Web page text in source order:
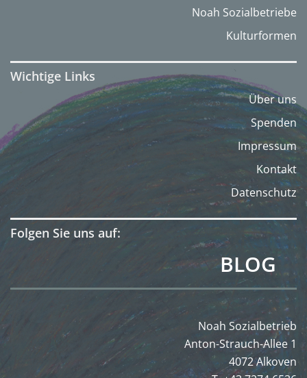
Noah Sozialbetriebe
Kulturformen
Wichtige Links
Über uns
Spenden
Impressum
Kontakt
Datenschutz
Folgen Sie uns auf:
BLOG
Noah Sozialbetrieb
Anton-Strauch-Allee 1
4072 Alkoven